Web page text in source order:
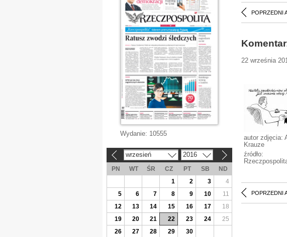
POPRZEDNI
22 września
autor zdjęcia:
Krauze
źródło:
POPRZEDNI
Wydanie: 10555
wrzesień 2016
PN WT ŚR CZ PT SB
ND
1
2 3
4
5
6 7 8 9 10
11
12
13 14 15 16 17
18
19
20 21 22 23 24
25
26
27 28 29 30